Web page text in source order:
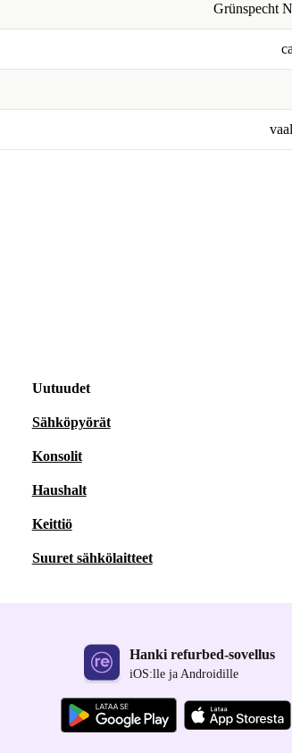
Grünspecht
Uutuudet
Sähköpyörät
Konsolit
Haushalt
Keittiö
Suuret sähkölaitteet
Hanki refurbed-sovellus
iOS:lle ja Androidille